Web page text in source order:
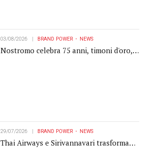
03/08/2026 BRAND POWER NEWS
Nostromo celebra 75 anni, timoni d'oro,
29/07/2026 BRAND POWER NEWS
Thai Airways e Sirivannavari trasformano